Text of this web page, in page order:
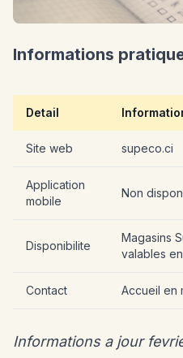
Informations
Detail
Site web supeco.ci
Application
mobile
Non
Disponibilite
Magasins
valables
Contact Accueil en
Informations a jour